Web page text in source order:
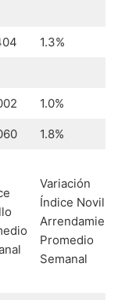
1.3%
1.0%
1.8%
Variación
Índice Novillo
Promedio
Semanal